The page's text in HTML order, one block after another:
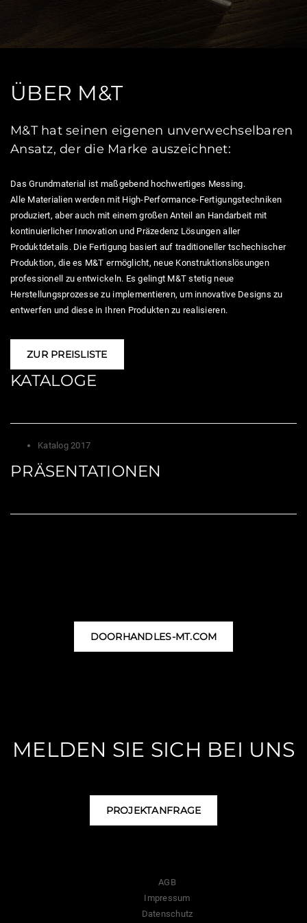
ÜBER M&T
M&T hat seinen eigenen unverwechselbaren
Ansatz, der die Marke auszeichnet:
Das Grundmaterial ist maßgebend hochwertiges Messing.
Alle Materialien werden mit High-Performance-Fertigungstechniken
produziert, aber auch mit einem großen Anteil an Handarbeit mit
kontinuierlicher Innovation und Präzedenz Lösungen aller
Produktdetails. Die Fertigung basiert auf traditioneller tschechischer
Produktion, die es M&T ermöglicht, neue Konstruktionslösungen
professionell zu entwickeln. Es gelingt M&T stetig neue
Herstellungsprozesse zu implementieren, um innovative Designs zu
entwerfen und diese in Ihren Produkten zu realisieren.
ZUR PREISLISTE
KATALOGE
Katalog 2017
PRÄSENTATIONEN
DOORHANDLES-MT.COM
MELDEN SIE SICH BEI UNS
PROJEKTANFRAGE
AGB
Impressum
Datenschutz